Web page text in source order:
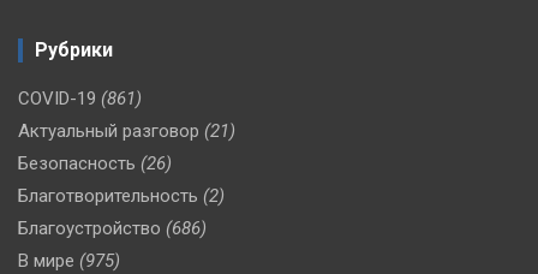
Рубрики
COVID-19 (861)
Актуальный разговор (21)
Безопасность (26)
Благотворительность (2)
Благоустройство (686)
В мире (975)